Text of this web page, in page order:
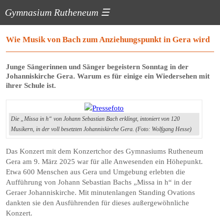
Gymnasium Rutheneum ☰
Wie Musik von Bach zum Anziehungspunkt in Gera wird
Junge Sängerinnen und Sänger begeistern Sonntag in der
Johanniskirche Gera. Warum es für einige ein Wiedersehen mit
ihrer Schule ist.
Die „Missa in h“ von Johann Sebastian Bach erklingt, intoniert von 120
Musikern, in der voll besetzten Johanniskirche Gera. (Foto: Wolfgang Hesse)
Das Konzert mit dem Konzertchor des Gymnasiums Rutheneum
Gera am 9. März 2025 war für alle Anwesenden ein Höhepunkt.
Etwa 600 Menschen aus Gera und Umgebung erlebten die
Aufführung von Johann Sebastian Bachs „Missa in h“ in der
Geraer Johanniskirche. Mit minutenlangen Standing Ovations
dankten sie den Ausführenden für dieses außergewöhnliche
Konzert.